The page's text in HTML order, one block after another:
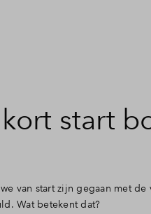
start
van start zijn gegaan met
Wat betekent dat?